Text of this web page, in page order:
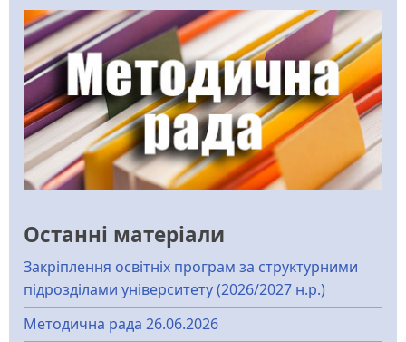
Останні матеріали
Закріплення освітніх програм за структурними
підрозділами університету (2026/2027 н.р.)
Методична рада 26.06.2026